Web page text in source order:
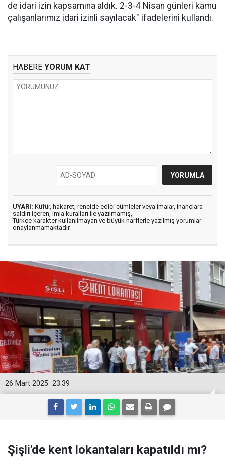
de idari izin kapsamına aldık. 2-3-4 Nisan günleri kamu
çalışanlarımız idari izinli sayılacak" ifadelerini kullandı.
HABERE YORUM KAT
UYARI: Küfür, hakaret, rencide edici cümleler veya imalar, inançlara
saldırı içeren, imla kuralları ile yazılmamış,
Türkçe karakter kullanılmayan ve büyük harflerle yazılmış yorumlar
onaylanmamaktadır.
23:39
26 Mart 2025
Şişli'de kent lokantaları kapatıldı mı?